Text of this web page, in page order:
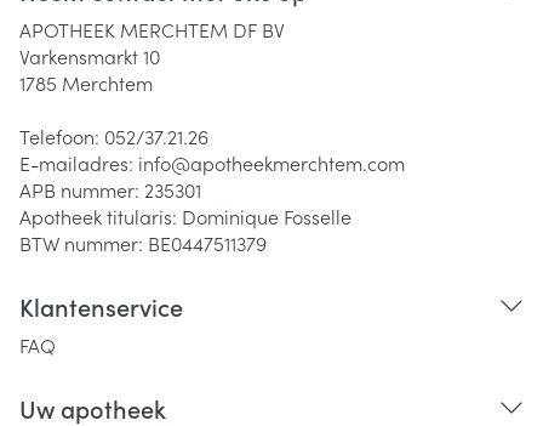
APOTHEEK MERCHTEM DF BV
Varkensmarkt 10
1785 Merchtem
Telefoon: 052/37.21.26
E-mailadres: info@apotheekmerchtem.com
APB nummer: 235301
Apotheek titularis: Dominique Fosselle
BTW nummer: BE0447511379
Klantenservice
FAQ
Uw apotheek